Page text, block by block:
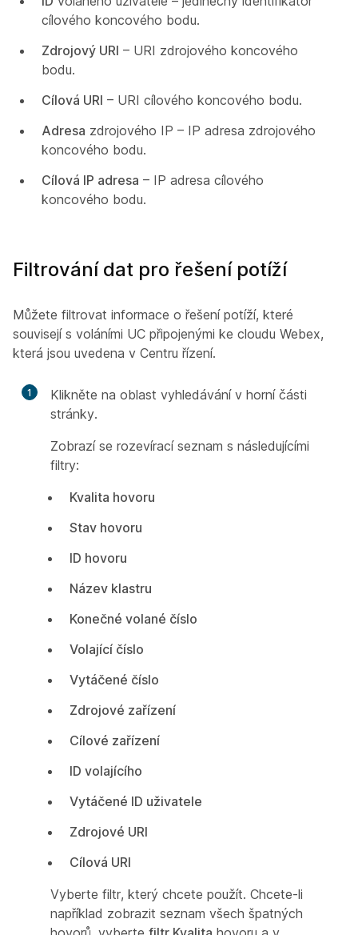
cílového koncového bodu.
Zdrojový URI – URI zdrojového koncového
bodu.
Cílová URI – URI cílového koncového bodu.
Adresa zdrojového IP – IP adresa zdrojového
koncového bodu.
Cílová IP adresa – IP adresa cílového
koncového bodu.
Filtrování dat pro řešení potíží
Můžete filtrovat informace o řešení potíží, které
souvisejí s voláními UC připojenými ke cloudu Webex,
která jsou uvedena v Centru řízení.
1
Klikněte na oblast vyhledávání v horní části
stránky.
Zobrazí se rozevírací seznam s následujícími
filtry:
Kvalita hovoru
Stav hovoru
ID hovoru
Název klastru
Konečné volané číslo
Volající číslo
Vytáčené číslo
Zdrojové zařízení
Cílové zařízení
ID volajícího
Vytáčené ID uživatele
Zdrojové URI
Cílová URI
Vyberte filtr, který chcete použít. Chcete-li
například zobrazit seznam všech špatných